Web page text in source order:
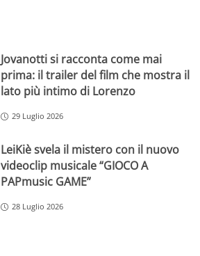
Jovanotti si racconta come mai
prima: il trailer del film che mostra il
lato più intimo di Lorenzo
29 Luglio 2026
LeiKiè svela il mistero con il nuovo
videoclip musicale “GIOCO A
PAPmusic GAME”
28 Luglio 2026